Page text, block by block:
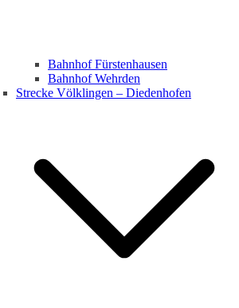
Bahnhof Fürstenhausen
Bahnhof Wehrden
Strecke Völklingen – Diedenhofen